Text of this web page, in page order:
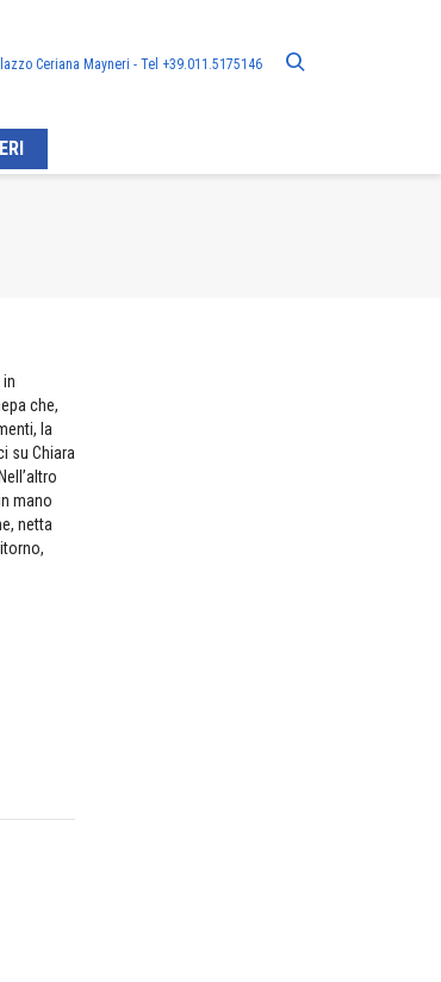
Ceriana Mayneri - Tel +39.011.5175146
che,
la
su Chiara
mano
netta